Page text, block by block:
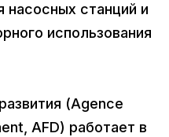
насосных станций и
использования
(Agence
AFD) работает в